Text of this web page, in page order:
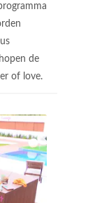
de
of love.